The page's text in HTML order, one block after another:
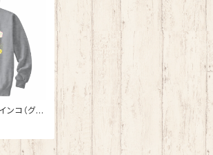
ンコ（グレ